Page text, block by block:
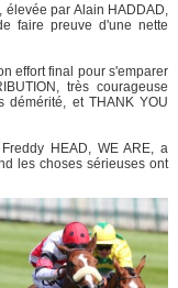
par Alain HADDAD,
faire preuve d'une nette
effort final pour s'emparer
très courageuse
démérité, et THANK YOU
HEAD, WE ARE, a
les choses sérieuses ont